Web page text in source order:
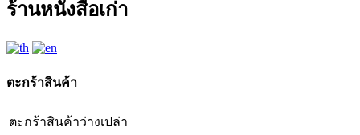
ร้านหนังสือเก่า
ตะกร้าสินค้า
ตะกร้าสินค้าว่างเปล่า